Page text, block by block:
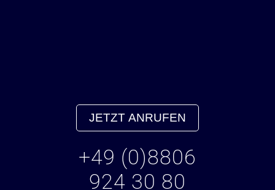
JETZT ANRUFEN
+49 (0)8806
924 30 80